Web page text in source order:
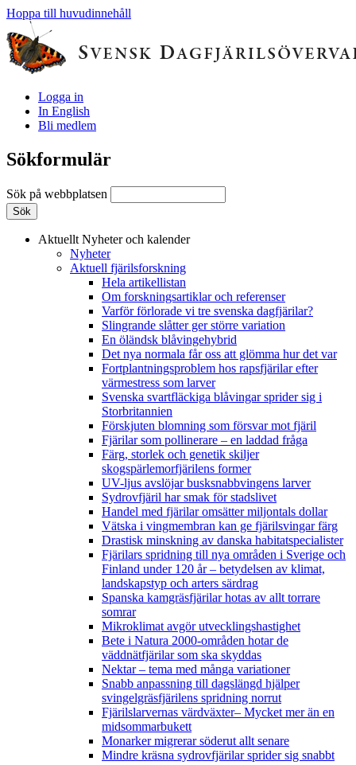
Hoppa till huvudinnehåll
Logga in
In English
Bli medlem
Sökformulär
Sök på webbplatsen
Aktuellt Nyheter och kalender
Nyheter
Aktuell fjärilsforskning
Hela artikellistan
Om forskningsartiklar och referenser
Varför förlorade vi tre svenska dagfjärilar?
Slingrande slåtter ger större variation
En öländsk blåvingehybrid
Det nya normala får oss att glömma hur det var
Fortplantningsproblem hos rapsfjärilar efter
värmestress som larver
Svenska svartfläckiga blåvingar sprider sig i
Storbritannien
Förskjuten blomning som försvar mot fjäril
Fjärilar som pollinerare – en laddad fråga
Färg, storlek och genetik skiljer
skogspärlemorfjärilens former
UV-ljus avslöjar busksnabbvingens larver
Sydrovfjäril har smak för stadslivet
Handel med fjärilar omsätter miljontals dollar
Vätska i vingmembran kan ge fjärilsvingar färg
Drastisk minskning av danska habitatspecialister
Fjärilars spridning till nya områden i Sverige och
Finland under 120 år– betydelsen av klimat,
landskapstyp och arters särdrag
Spanska kamgräsfjärilar hotas av allt torrare
somrar
Mikroklimat avgör utvecklingshastighet
Bete i Natura 2000-områden hotar de
väddnätfjärilar som ska skyddas
Nektar – tema med många variationer
Snabb anpassning till dagslängd hjälper
svingelgräsfjärilens spridning norrut
Fjärilslarvernas värdväxter– Mycket mer än en
midsommarbukett
Monarker migrerar söderut allt senare
Mindre kräsna sydrovfjärilar sprider sig snabbt